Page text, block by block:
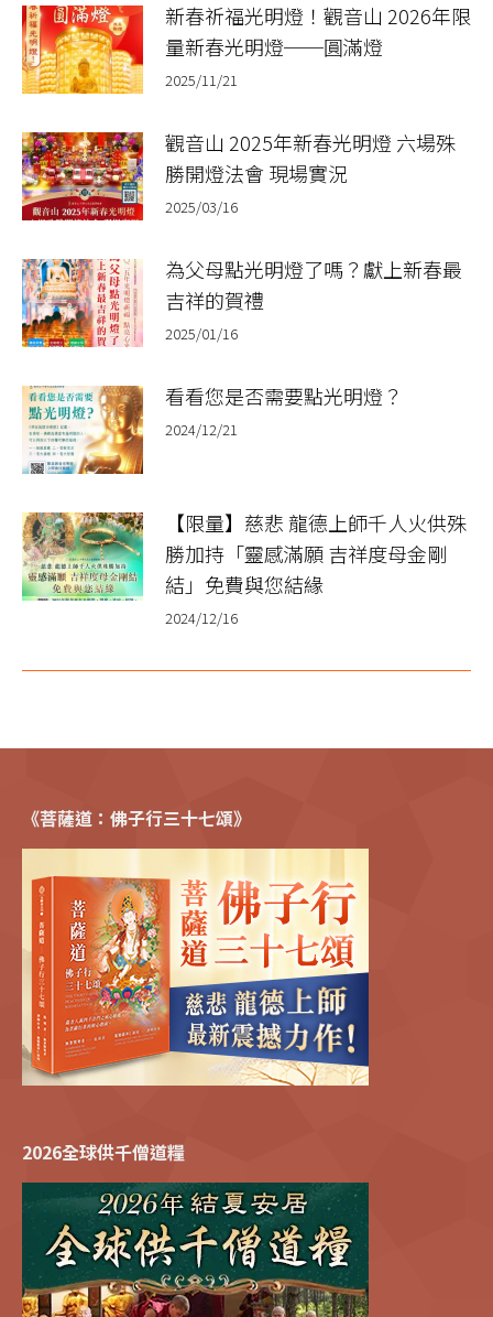
新春祈福光明燈！觀音山 2026年限
量新春光明燈──圓滿燈
2025/11/21
觀音山 2025年新春光明燈 六場殊
勝開燈法會 現場實況
2025/03/16
為父母點光明燈了嗎？獻上新春最
吉祥的賀禮
2025/01/16
看看您是否需要點光明燈？
2024/12/21
【限量】慈悲 龍德上師千人火供殊
勝加持「靈感滿願 吉祥度母金剛
結」免費與您結緣
2024/12/16
《菩薩道：佛子行三十七頌》
2026全球供千僧道糧